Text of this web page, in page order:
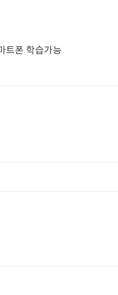
트폰 학습가능